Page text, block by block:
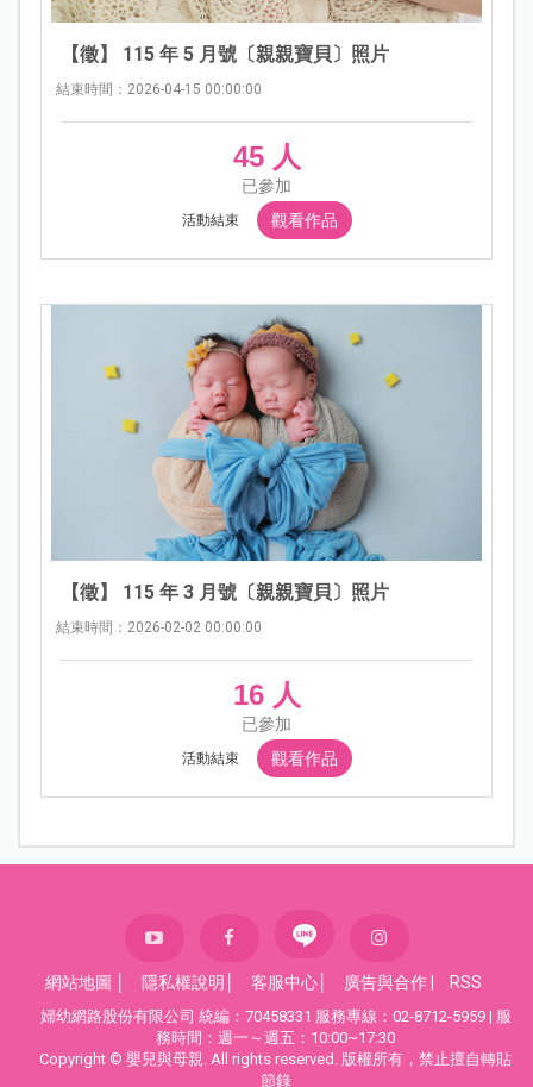
【徵】 115 年 5 月號〔親親寶貝〕照片
結束時間：2026-04-15 00:00:00
45 人
已參加
活動結束 觀看作品
【徵】 115 年 3 月號〔親親寶貝〕照片
結束時間：2026-02-02 00:00:00
16 人
已參加
活動結束 觀看作品
網站地圖 隱私權說明 客服中心 廣告與合作 RSS
婦幼網路股份有限公司 統編：70458331 服務專線：02-8712-5959 | 服
務時間：週一～週五：10:00~17:30
Copyright © 嬰兒與母親. All rights reserved. 版權所有，禁止擅自轉貼
節錄